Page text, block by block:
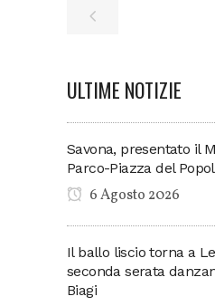
ULTIME NOTIZIE
Savona, presentato il
Parco-Piazza del
6 Agosto 2026
Il ballo liscio torna a
seconda serata
Biagi